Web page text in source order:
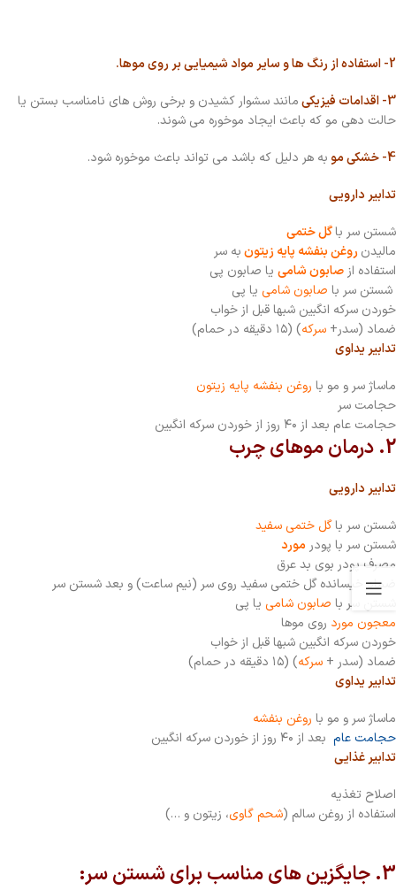
2- استفاده از رنگ ها و سایر مواد شیمیایی بر روی موها.
3- اقدامات فیزیکی
مانند سشوار کشیدن و برخی روش های نامناسب بستن یا
حالت دهی مو که باعث ایجاد موخوره می شوند.
4- خشکی مو
به هر دلیل که باشد می تواند باعث موخوره شود.
تدابیر دارویی
شستن سر باگل ختمی
مالیدنروغن بنفشه پایه زیتونبه سر
استفاده از صابون شامی یا صابون پی
شستن سر با صابون شامی یا پی
خوردن سرکه انگبین شبها قبل از خواب
ضماد (سدر+ سرکه) (۱۵ دقیقه در حمام)
تدابیر یداوی
ماساژ سر و مو با روغن بنفشه پایه زیتون
حجامت سر
حجامت عام بعد از ۴۰ روز از خوردن سرکه انگبین
2. درمان موهای چرب
تدابیر دارویی
شستن سر باگل ختمی سفید
شستن سر با پودر مورد
مصرف پودر بوی بد عرق
ضماد خیسانده گل ختمی سفید روی سر (نیم ساعت) و بعد شستن سر
شستن سر با صابون شامی یا پی
معجون مورد روی موها
خوردن سرکه انگبین شبها قبل از خواب
ضماد (سدر + سرکه) (۱۵ دقیقه در حمام)
تدابیر یداوی
ماساژ سر و مو با روغن بنفشه
حجامت عام بعد از ۴۰ روز از خوردن سرکه انگبین
تدابیر غذایی
اصلاح تغذیه
استفاده از روغن سالم (شحم گاوی، زیتون و …)
3. جایگزین های مناسب برای شستن سر: